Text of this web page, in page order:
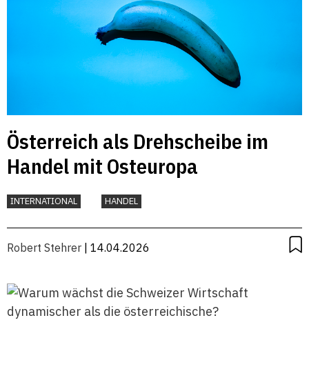
Österreich als Drehscheibe im
Handel mit Osteuropa
INTERNATIONAL HANDEL
Robert Stehrer | 14.04.2026